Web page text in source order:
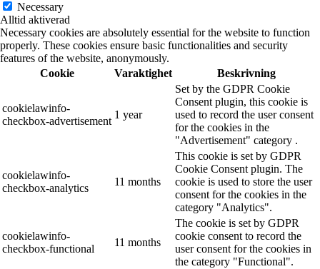
Necessary
Alltid aktiverad
Necessary cookies are absolutely essential for the website to function
properly. These cookies ensure basic functionalities and security
features of the website, anonymously.
Cookie
Varaktighet Beskrivning
cookielawinfo-
checkbox-advertisement
1 year
Set by the GDPR Cookie
Consent plugin, this cookie is
used to record the user consent
for the cookies in the
"Advertisement" category .
cookielawinfo-
checkbox-analytics
11 months
This cookie is set by GDPR
Cookie Consent plugin. The
cookie is used to store the user
consent for the cookies in the
category "Analytics".
cookielawinfo-
checkbox-functional
11 months
The cookie is set by GDPR
cookie consent to record the
user consent for the cookies in
the category "Functional".